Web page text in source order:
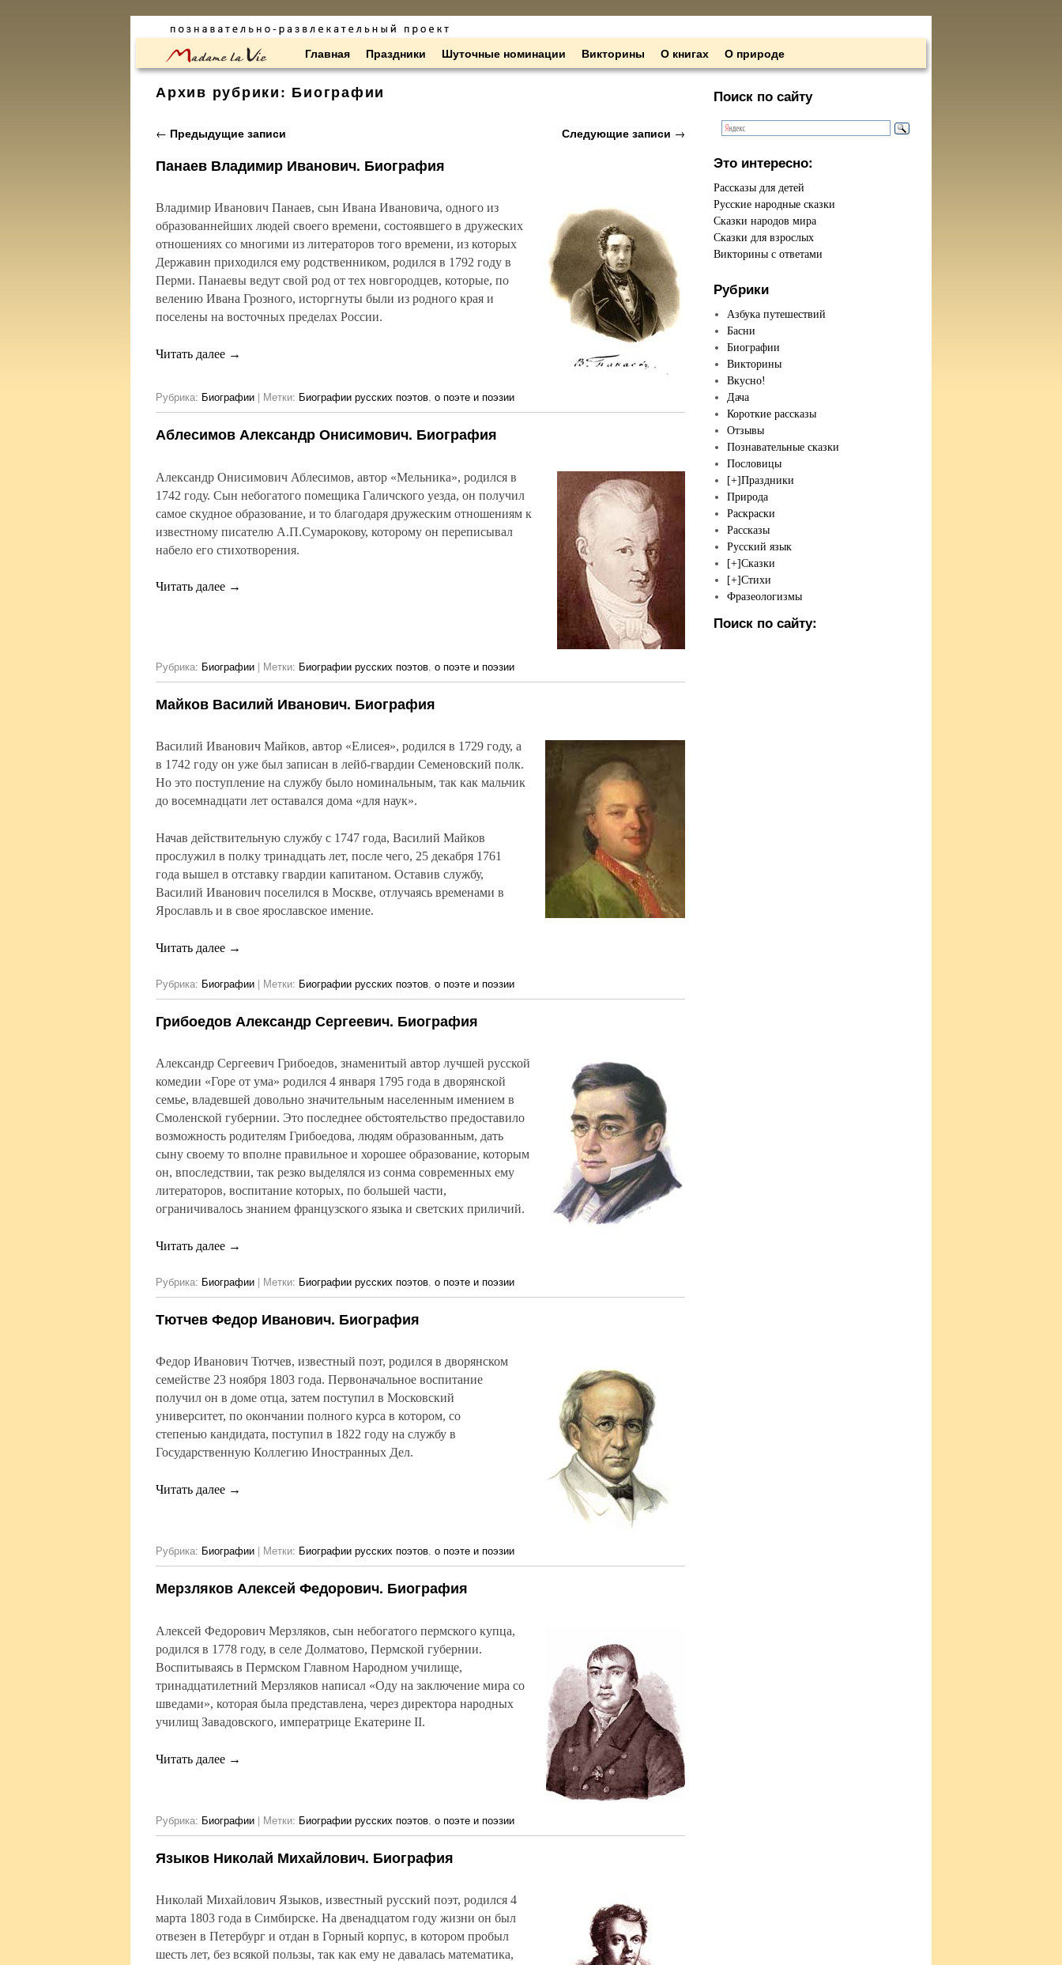
Перейти к основному содержимому
Перейти к дополнительному содержимому Главная Праздники Шуточные номинации Викторины О книгах О природе
Архив рубрики: Биографии
Навигация по записям
← Предыдущие записи Следующие записи →
Панаев Владимир Иванович. Биография
Владимир Иванович Панаев, сын Ивана Ивановича, одного из
образованнейших людей своего времени, состоявшего в дружеских
отношениях со многими из литераторов того времени, из которых
Державин приходился ему родственником, родился в 1792 году в
Перми. Панаевы ведут свой род от тех новгородцев, которые, по
велению Ивана Грозного, исторгнуты были из родного края и
поселены на восточных пределах России.
Читать далее →
Рубрика: Биографии | Метки: Биографии русских поэтов, о поэте и поэзии
Аблесимов Александр Онисимович. Биография
Александр Онисимович Аблесимов, автор «Мельника», родился в
1742 году. Сын небогатого помещика Галичского уезда, он получил
самое скудное образование, и то благодаря дружеским отношениям к
известному писателю А.П.Сумарокову, которому он переписывал
набело его стихотворения.
Читать далее →
Рубрика: Биографии | Метки: Биографии русских поэтов, о поэте и поэзии
Майков Василий Иванович. Биография
Василий Иванович Майков, автор «Елисея», родился в 1729 году, а
в 1742 году он уже был записан в лейб-гвардии Семеновский полк.
Но это поступление на службу было номинальным, так как мальчик
до восемнадцати лет оставался дома «для наук».
Начав действительную службу с 1747 года, Василий Майков
прослужил в полку тринадцать лет, после чего, 25 декабря 1761
года вышел в отставку гвардии капитаном. Оставив службу,
Василий Иванович поселился в Москве, отлучаясь временами в
Ярославль и в свое ярославское имение.
Читать далее →
Рубрика: Биографии | Метки: Биографии русских поэтов, о поэте и поэзии
Грибоедов Александр Сергеевич. Биография
Александр Сергеевич Грибоедов, знаменитый автор лучшей русской
комедии «Горе от ума» родился 4 января 1795 года в дворянской
семье, владевшей довольно значительным населенным имением в
Смоленской губернии. Это последнее обстоятельство предоставило
возможность родителям Грибоедова, людям образованным, дать
сыну своему то вполне правильное и хорошее образование, которым
он, впоследствии, так резко выделялся из сонма современных ему
литераторов, воспитание которых, по большей части,
ограничивалось знанием французского языка и светских приличий.
Читать далее →
Рубрика: Биографии | Метки: Биографии русских поэтов, о поэте и поэзии
Тютчев Федор Иванович. Биография
Федор Иванович Тютчев, известный поэт, родился в дворянском
семействе 23 ноября 1803 года. Первоначальное воспитание
получил он в доме отца, затем поступил в Московский
университет, по окончании полного курса в котором, со
степенью кандидата, поступил в 1822 году на службу в
Государственную Коллегию Иностранных Дел.
Читать далее →
Рубрика: Биографии | Метки: Биографии русских поэтов, о поэте и поэзии
Мерзляков Алексей Федорович. Биография
Алексей Федорович Мерзляков, сын небогатого пермского купца,
родился в 1778 году, в селе Долматово, Пермской губернии.
Воспитываясь в Пермском Главном Народном училище,
тринадцатилетний Мерзляков написал «Оду на заключение мира со
шведами», которая была представлена, через директора народных
училищ Завадовского, императрице Екатерине II.
Читать далее →
Рубрика: Биографии | Метки: Биографии русских поэтов, о поэте и поэзии
Языков Николай Михайлович. Биография
Николай Михайлович Языков, известный русский поэт, родился 4
марта 1803 года в Симбирске. На двенадцатом году жизни он был
отвезен в Петербург и отдан в Горный корпус, в котором пробыл
шесть лет, без всякой пользы, так как ему не давалась математика,
Поиск по сайту
Это интересно:
Рассказы для детей
Русские народные сказки
Сказки народов мира
Сказки для взрослых
Викторины с ответами
Рубрики
Азбука путешествий
Басни
Биографии
Викторины
Вкусно!
Дача
Короткие рассказы
Отзывы
Познавательные сказки
Пословицы
[+]Праздники
Природа
Раскраски
Рассказы
Русский язык
[+]Сказки
[+]Стихи
Фразеологизмы
Поиск по сайту: